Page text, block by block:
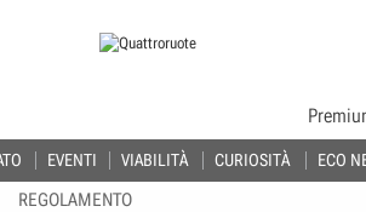
EVENTI VIABILITÀ CURIOSITÀ ECO
REGOLAMENTO